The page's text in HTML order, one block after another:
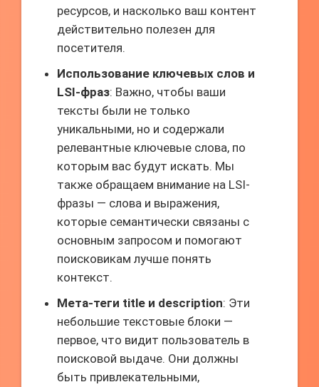
ресурсов, и насколько ваш контент
действительно полезен для
посетителя.
Использование ключевых слов и
LSI-фраз: Важно, чтобы ваши
тексты были не только
уникальными, но и содержали
релевантные ключевые слова, по
которым вас будут искать. Мы
также обращаем внимание на LSI-
фразы — слова и выражения,
которые семантически связаны с
основным запросом и помогают
поисковикам лучше понять
контекст.
Мета-теги title и description: Эти
небольшие текстовые блоки —
первое, что видит пользователь в
поисковой выдаче. Они должны
быть привлекательными,